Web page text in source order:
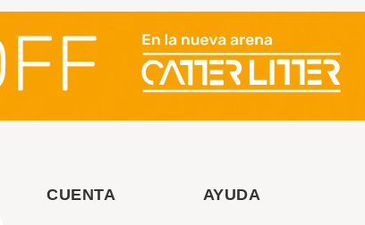
CUENTA AYUDA